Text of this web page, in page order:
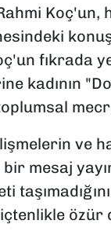
Koç'un,
fıkrada
kadının
ve
bir mesaj
özür